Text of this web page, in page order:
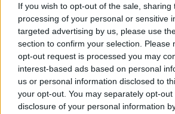
If you wish to opt-out of the sale, sharing
processing of your personal or sensitive
targeted advertising by us, please use
section to confirm your selection. Please
opt-out request is processed you may
interest-based ads based on personal
us or personal information disclosed to
your opt-out. You may separately opt-
disclosure of your personal information
ben oltre ogni aspettativa, di cui
Entra di diritto nella top 20 dei
preziosi, a pochi passi dalla top
BONAVENTURA
Il calo ormai è evidente. Non